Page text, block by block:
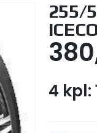
255/
4 kpl: